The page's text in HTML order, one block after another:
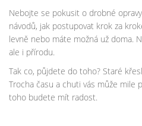
Nebojte se pokusit o drobné
návodů, jak postupovat krok za
levně nebo máte možná už doma.
ale i přírodu.
Tak co, půjdete do toho? Staré
Trocha času a chuti vás může mile
toho budete mít radost.